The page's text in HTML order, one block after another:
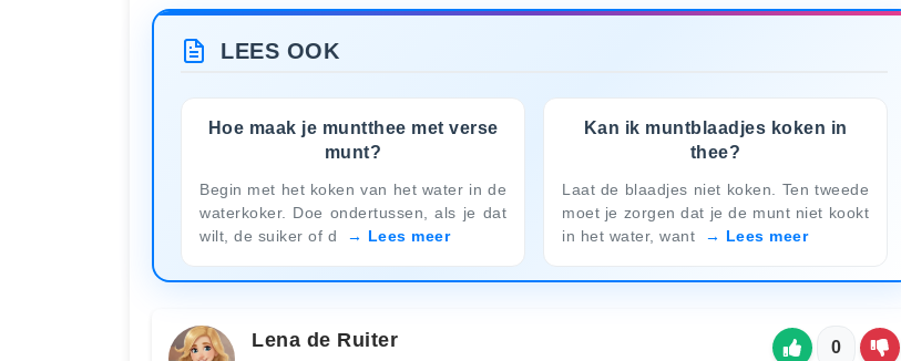
LEES OOK
Hoe maak je muntthee met verse
munt?
Begin met het koken van het water in de
waterkoker. Doe ondertussen, als je dat
wilt, de suiker of d
Lees meer
Kan ik muntblaadjes koken in
thee?
Laat de blaadjes niet koken. Ten tweede
moet je zorgen dat je de munt niet kookt
in het water, want
Lees meer
Lena de Ruiter 0